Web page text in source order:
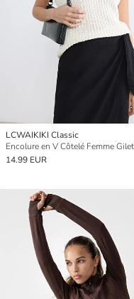
LCWAIKIKI Classic
14.99 EUR